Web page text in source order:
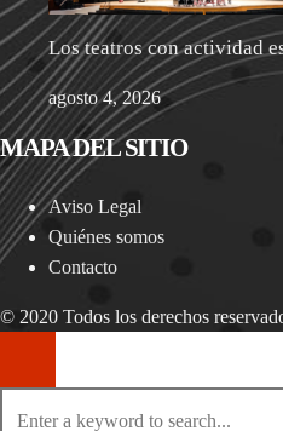
Los teatros con actividad
agosto 4, 2026
MAPA DEL SITIO
Aviso Legal
Quiénes somos
Contacto
© 2020 Todos los derechos